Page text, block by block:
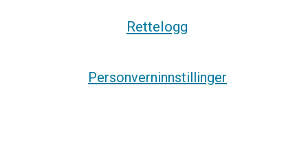
Rettelogg
Personverninnstillinger